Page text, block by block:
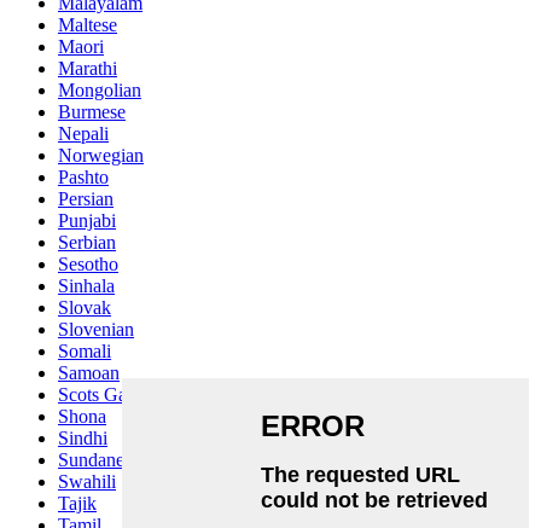
Maltese
Maori
Marathi
Mongolian
Burmese
Nepali
Norwegian
Pashto
Persian
Punjabi
Serbian
Sesotho
Sinhala
Slovak
Slovenian
Somali
Samoan
Scots Gaelic
Shona
Sindhi
Sundanese
Swahili
Tajik